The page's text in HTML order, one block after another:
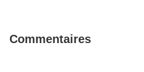
Commentaires